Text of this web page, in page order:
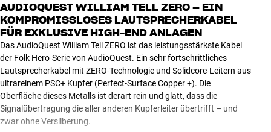
AUDIOQUEST WILLIAM TELL ZERO – EIN
KOMPROMISSLOSES LAUTSPRECHERKABEL
FÜR EXKLUSIVE HIGH-END ANLAGEN
Das AudioQuest William Tell ZERO ist das leistungsstärkste Kabel
der Folk Hero-Serie von AudioQuest. Ein sehr fortschrittliches
Lautsprecherkabel mit ZERO-Technologie und Solidcore-Leitern aus
ultrareinem PSC+ Kupfer (Perfect-Surface Copper +). Die
Oberfläche dieses Metalls ist derart rein und glatt, dass die
Signalübertragung die aller anderen Kupferleiter übertrifft – und
zwar ohne Versilberung.